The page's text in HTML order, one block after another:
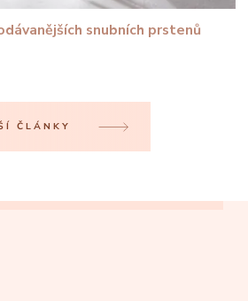
snubních prstenů
ČLÁNKY